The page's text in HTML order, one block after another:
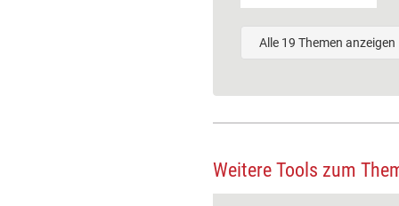
Alle 19 Themen anzeigen
Weitere Tools zum